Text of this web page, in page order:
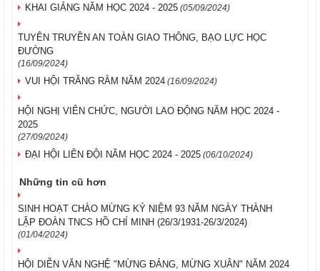
KHAI GIẢNG NĂM HỌC 2024 - 2025 (05/09/2024)
TUYÊN TRUYỀN AN TOÀN GIAO THÔNG, BẠO LỰC HỌC
ĐƯỜNG
(16/09/2024)
VUI HỘI TRĂNG RẰM NĂM 2024 (16/09/2024)
HỘI NGHỊ VIÊN CHỨC, NGƯỜI LAO ĐỘNG NĂM HỌC 2024 -
2025
(27/09/2024)
ĐẠI HỘI LIÊN ĐỘI NĂM HỌC 2024 - 2025 (06/10/2024)
Những tin cũ hơn
SINH HOẠT CHÀO MỪNG KỶ NIỆM 93 NĂM NGÀY THÀNH
LẬP ĐOÀN TNCS HỒ CHÍ MINH (26/3/1931-26/3/2024)
(01/04/2024)
HỘI DIỄN VĂN NGHỆ "MỪNG ĐẢNG, MỪNG XUÂN" NĂM 2024